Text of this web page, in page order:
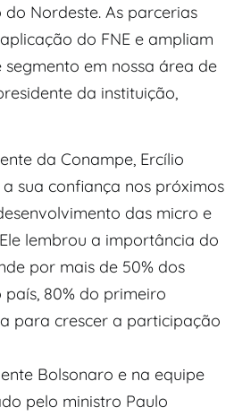
Nordeste. As parcerias
do FNE e ampliam
em nossa área de
da instituição,
da Conampe, Ercílio
sua confiança nos próximos
das micro e
lembrou a importância do
por mais de 50% dos
80% do primeiro
para crescer a participação
Bolsonaro e na equipe
pelo ministro Paulo